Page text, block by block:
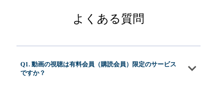
よくある質問
Q1. 動画の視聴は有料会員（購読会員）限定のサービス
ですか？